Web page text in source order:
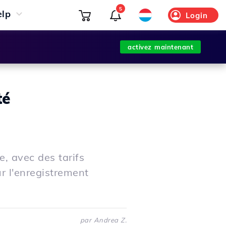
Login
5
activez maintenant
avec des tarifs
l'enregistrement
par Andrea Z.